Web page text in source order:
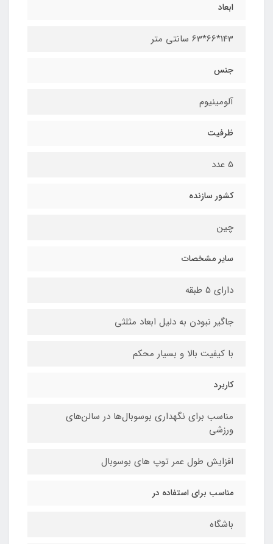
ابعاد
143*66*63 سانتی متر
جنس
آلومینیوم
ظرفیت
5 عدد
کشور سازنده
چین
سایر مشخصات
دارای 5 طبقه
جاگیر نبودن به دلیل ابعاد مثلثی
با کیفیت بالا و بسیار محکم
کاربرد
مناسب برای نگهداری بوسوبال‌ها در سالن‌های
ورزشی
افزایش طول عمر توپ های بوسوبال
مناسب برای استفاده در
باشگاه